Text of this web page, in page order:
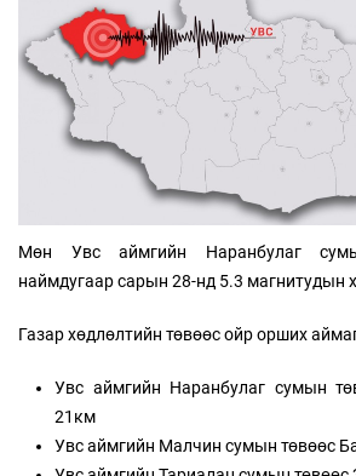
Мөн Увс аймгийн Наранбулаг
наймдугаар сарын 28-нд 5.3 магнитудын
Газар хөдлөлтийн төвөөс ойр орших
Увс аймгийн Наранбулаг сумын
21км
Увс аймгийн Малчин сумын төвөөс